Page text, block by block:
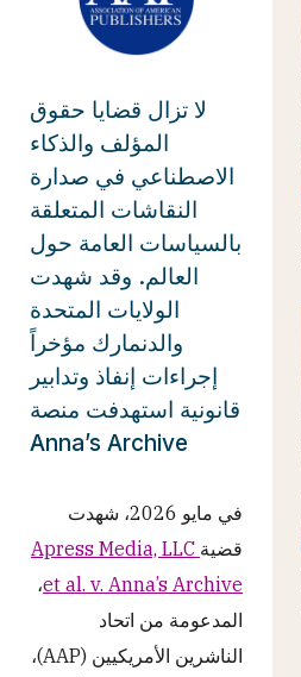
لا تزال قضايا حقوق
المؤلف والذكاء
الاصطناعي في صدارة
النقاشات المتعلقة
بالسياسات العامة حول
العالم. وقد شهدت
الولايات المتحدة
والدنمارك مؤخراً
إجراءات إنفاذ وتدابير
قانونية استهدفت منصة
Anna’s Archive
في مايو 2026، شهدت
قضية Apress Media, LLC
et al. v. Anna’s Archive،
المدعومة من اتحاد
الناشرين الأمريكيين (AAP)،